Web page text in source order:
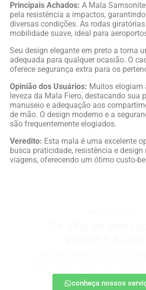
Principais Achados: A Mala
pela resistência a impactos,
diversas condições. As rodas
mobilidade suave, ideal para
Seu design elegante em preto a torna
adequada para qualquer ocasião. O
oferece segurança extra para os
Opinião dos Usuários: Muitos elogiam
leveza da Mala Fiero, destacando sua
manuseio e adequação aos
de mão. O design moderno e a
são frequentemente elogiados.
Veredito: Esta mala é uma excelente
busca praticidade, resistência e
viagens, oferecendo um ótimo custo-
conheça nossos